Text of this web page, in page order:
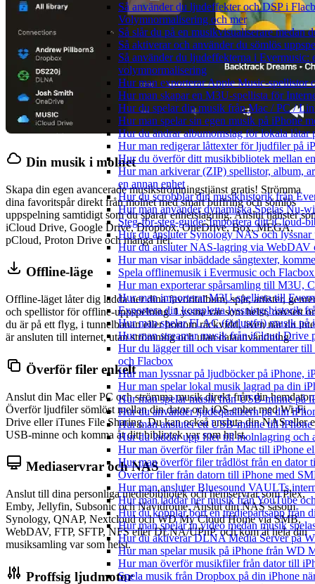
Så använder du ljudeffekter och DSP i
Volymnormalisering och mer
Så slår du på en musikvisualiserare medan
Så aktiverar och använder du sömlös
Så använder du ljudeffekterna i Evermusic:
volymnormalisering
Hur man exporterar Apple Music-spellistor
Hur man skapar en M3U-spellista för
Hur du spelar din musik från Mac / PC /
Hur man spelar sin egen musik på iPhone
Hur du ändrar albumomslag för lokala
Hur man redigerar låttexter för ljudfiler på
Hur du överför ditt musikbibliotek mellan
Hur man arkiverar (ZIP) spellistor, album,
en annan enhet
Hur du scrobblar din musikhistorik från
Hur man använder dynamiska Spelas Nu-
Steg-för-steg-guide: Importera ditt iCloud-
Hur du ansluter Synology NAS och
Hur du ansluter NAS-lagring via WebDAV
Hur man visar inbäddade sångtexter,
Spela offlinemusik i Evermusic och
Hur man exporterar spårsamling till M3U,
Hur man importerar M3U-spellista till
Exportera din kompletta lyssningshistorik
Hur man spelar FLAC (förlustfri) musik på
Hur man streamar musik från iCloud Drive
Hur du lägger till och visar kommentarer
och Flacbox
Hur man lyssnar på ljudböcker på iPhone,
Hur man spelar lokal musik lagrad pa din
Hur man spelar musik från USB-minne på
Hur du använder ljudequalizern på din
Hur man ansluter ett USB-minne till
Hur du laddar upp filer till molnlagring och
Hur man överför filer från Mac till iPhone
Hur man överför filer trådlöst från en dator
Överför filer från datorn till iPhone med
Hur man ansluter Bluesound VAULTs
Hur man laddar ner musik från YouTube
Hur du kopplar bort en tredjepartsapp från
Hur man spelar in video medan musik
Hur du aktiverar DLNA Media Server på
Hur man spelar musik på iPhone från WD
Hur man överför musikfiler från dator till
Spela musik från Dropbox på din iPhone
Din musik i molnet
Skapa din egen avancerade musikströmningstjänst gratis! Strömma
dina favoritspår direkt från molnet med smart buffring och sömlös
uppspelning samtidigt som du sparar enhetslagring. Anslut tjänster
iCloud Drive, Google Drive, Dropbox, OneDrive, Box, MEGA,
pCloud, Proton Drive och många fler.
Offline-läge
Offline-läget låter dig ladda ner dina favoritalbum, spår, artister,
och spellistor för offline-uppspelning. Lyssna var som helst, oavsett
du är på ett flyg, i tunnelbanan eller bortom räckvidd, även när du inte
är ansluten till internet, utan strömning och utan dataanvändning.
Överför filer enkelt
Anslut din Mac eller PC och strömma musik direkt från din hemdator.
Överför ljudfiler sömlöst mellan din dator och iOS-enhet med Wi-Fi
Drive eller iTunes File Sharing. Du kan också ansluta din NAS eller
USB-minne och komma åt ditt bibliotek var som helst.
Mediaservrar och NAS
Anslut till dina personliga mediebibliotek och hemservrar som Plex,
Emby, Jellyfin, Subsonic och Navidrome. Anslut din NAS såsom
Synology, QNAP, Nextcloud och WD My Cloud Home via SMB,
WebDAV, FTP, SFTP, NFS eller DLNA/UPnP, och kom åt hela din
musiksamling var som helst.
Proffsig ljudmotor